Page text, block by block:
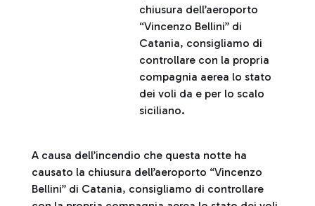
chiusura dell’aeroporto
“Vincenzo Bellini” di
Catania, consigliamo di
controllare con la propria
compagnia aerea lo stato
dei voli da e per lo scalo
siciliano.
A causa dell’incendio che questa notte ha
causato la chiusura dell’aeroporto “Vincenzo
Bellini” di Catania, consigliamo di controllare